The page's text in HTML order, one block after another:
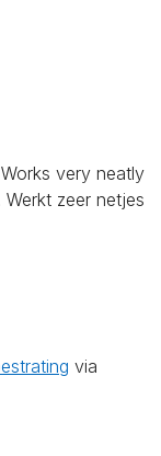
very neatly
zeer netjes
via